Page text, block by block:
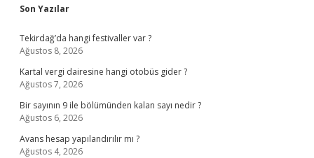
Sidebar
Son Yazılar
Tekirdağ’da hangi festivaller var ?
Ağustos 8, 2026
Kartal vergi dairesine hangi otobüs gider ?
Ağustos 7, 2026
Bir sayının 9 ile bölümünden kalan sayı nedir ?
Ağustos 6, 2026
Avans hesap yapılandırılır mı ?
Ağustos 4, 2026